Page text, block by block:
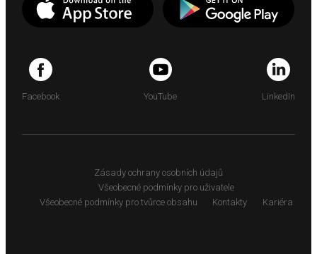
Facebook YouTube LinkedIn
Zásady ochrany osobních údajů
Všeobecné podmínky pro uživatele
Všeobecné podmínky pro tvůrce obsahu
Kontakty Kariéra